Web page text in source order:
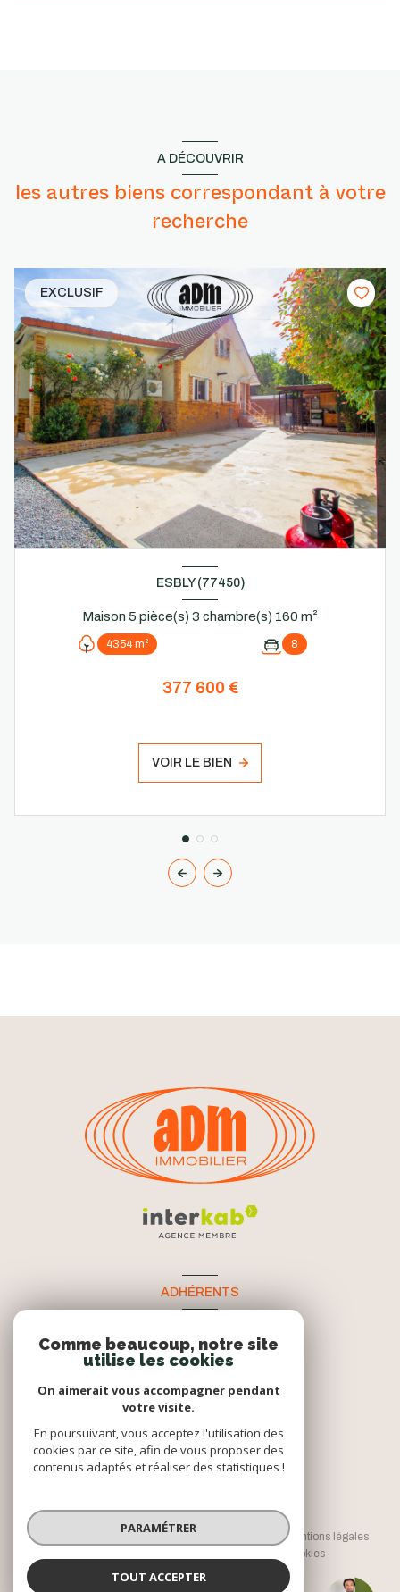
A DÉCOUVRIR
les autres biens correspondant à votre
recherche
EXCLUSIF
ESBLY (77450)
Maison 5 pièce(s) 3 chambre(s) 160 m²
4354 m² 8
377 600 €
VOIR LE BIEN
ADHÉRENTS
© 2026 | Tous droits réservés
Nos honoraires
Nos partenaires
Mentions légales
Cookies
Comme beaucoup, notre site
utilise les cookies
On aimerait vous accompagner pendant
votre visite.
En poursuivant, vous acceptez l'utilisation des
cookies par ce site, afin de vous proposer des
contenus adaptés et réaliser des statistiques !
PARAMÉTRER
TOUT ACCEPTER